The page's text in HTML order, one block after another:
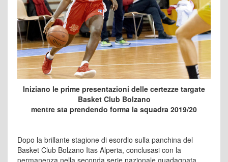
Iniziano le prime presentazioni delle certezze targate
Basket Club Bolzano
mentre sta prendendo forma la squadra 2019/20
Dopo la brillante stagione di esordio sulla panchina del
Basket Club Bolzano Itas Alperia, conclusasi con la
permanenza nella seconda serie nazionale guadagnata